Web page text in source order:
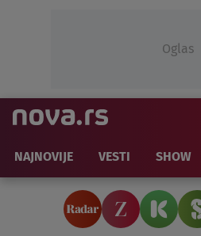
Oglas
NAJNOVIJE VESTI SHOW